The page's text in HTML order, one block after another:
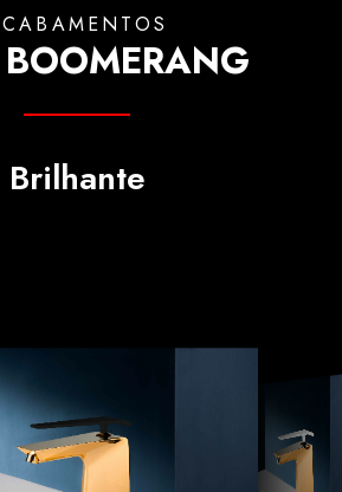
Brilhante